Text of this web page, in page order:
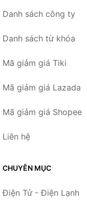
Danh sách công ty
Danh sách từ khóa
Mã giảm giá Tiki
Mã giảm giá Lazada
Mã giảm giá Shopee
Liên hệ
CHUYÊN MỤC
Điện Tử - Điện Lạnh